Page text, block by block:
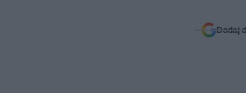
Dodaj